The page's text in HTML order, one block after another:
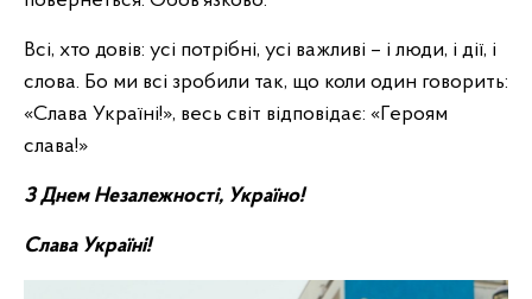
Всі, хто довів: усі потрібні, усі важливі – і люди, і дії, і
слова. Бо ми всі зробили так, що коли один говорить:
«Слава Україні!», весь світ відповідає: «Героям
слава!»
З Днем Незалежності, Україно!
Слава Україні!